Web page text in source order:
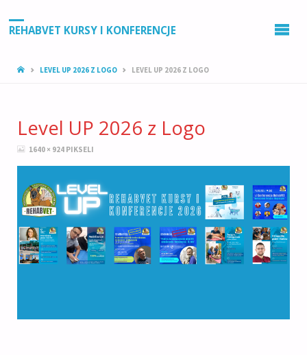
REHABVET KURSY I KONFERENCJE
STRONA
LEVEL UP 2026 Z LOGO LEVEL UP 2026 Z LOGO
Level UP 2026 z Logo
PEŁNY1640 × 924 PIKSELI